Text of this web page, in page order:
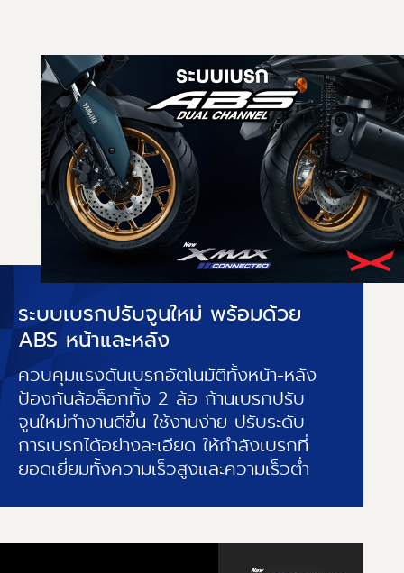
ระบบเบรกปรับจูนใหม่ พร้อมด้วย
ABS หน้าและหลัง
ควบคุมแรงดันเบรกอัตโนมัติทั้งหน้า-หลัง
ป้องกันล้อล็อกทั้ง 2 ล้อ ก้านเบรกปรับ
จูนใหม่ทำงานดีขึ้น ใช้งานง่าย ปรับระดับ
การเบรกได้อย่างละเอียด ให้กำลังเบรกที่
ยอดเยี่ยมทั้งความเร็วสูงและความเร็วต่ำ